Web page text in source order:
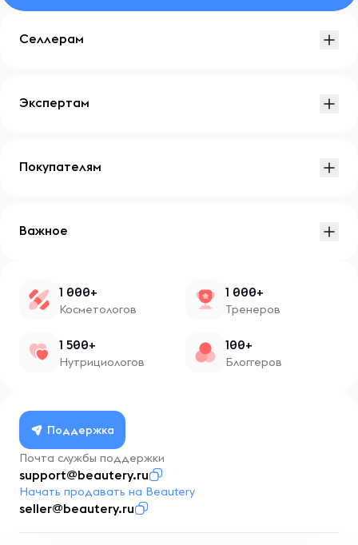
Селлерам
Экспертам
Покупателям
Важное
1 000+
Косметологов
1 000+
Тренеров
1 500+
Нутрициологов
100+
Блоггеров
Поддержка
Почта службы поддержки
support@beautery.ru
Начать продавать на Beautery
seller@beautery.ru